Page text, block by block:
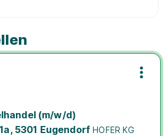
(m/w/d)
5301 Eugendorf HOFER KG